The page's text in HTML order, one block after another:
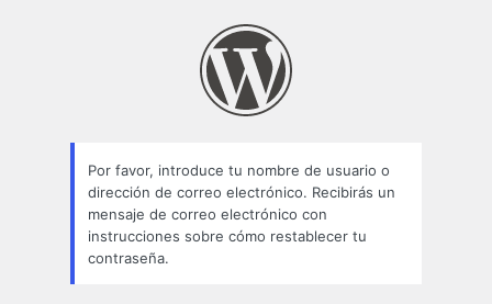
Por favor, introduce tu nombre de usuario o
dirección de correo electrónico. Recibirás un
mensaje de correo electrónico con
instrucciones sobre cómo restablecer tu
contraseña.